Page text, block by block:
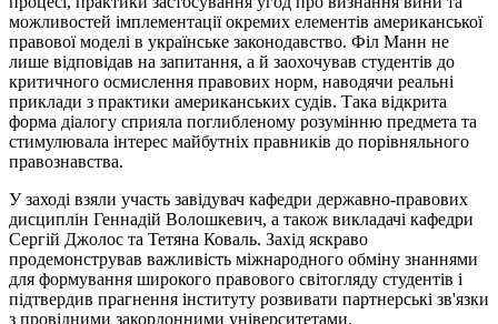
можливостей імплементації окремих елементів американської
правової моделі в українське законодавство. Філ Манн не
лише відповідав на запитання, а й заохочував студентів до
критичного осмислення правових норм, наводячи реальні
приклади з практики американських судів. Така відкрита
форма діалогу сприяла поглибленому розумінню предмета та
стимулювала інтерес майбутніх правників до порівняльного
правознавства.
У заході взяли участь завідувач кафедри державно-правових
дисциплін Геннадій Волошкевич, а також викладачі кафедри
Сергій Джолос та Тетяна Коваль. Захід яскраво
продемонстрував важливість міжнародного обміну знаннями
для формування широкого правового світогляду студентів і
підтвердив прагнення інституту розвивати партнерські зв'язки
з провідними закордонними університетами.